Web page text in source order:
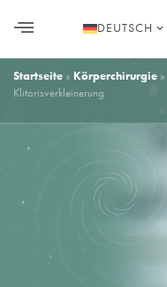
DEUTSCH
Startseite » Körperchirurgie »
Klitorisverkleinerung